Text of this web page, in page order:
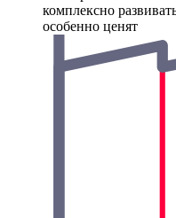
комплексно
особенно ценят